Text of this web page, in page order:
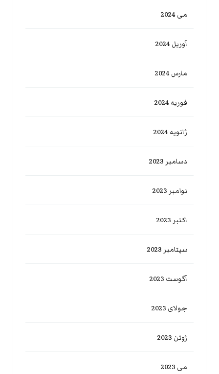
می 2024
آوریل 2024
مارس 2024
فوریه 2024
ژانویه 2024
دسامبر 2023
نوامبر 2023
اکتبر 2023
سپتامبر 2023
آگوست 2023
جولای 2023
ژوئن 2023
می 2023